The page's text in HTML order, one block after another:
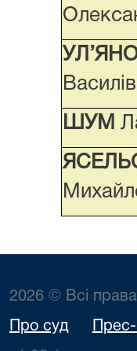
ШУМ
2026 © Всі
Про суд